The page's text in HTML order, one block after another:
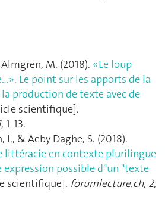
M. (2018). « Le loup
». Le point sur les apports de la
la production de texte avec de
scientifique].
, 1‑13.
& Aeby Daghe, S. (2018).
littéracie en contexte plurilingue
expression possible d"un "texte
scientifique]. forumlecture.ch, 2,